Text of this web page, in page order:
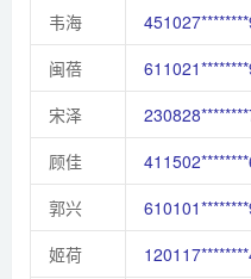
韦海
闽蓓
宋泽
顾佳
郭兴
姬荷